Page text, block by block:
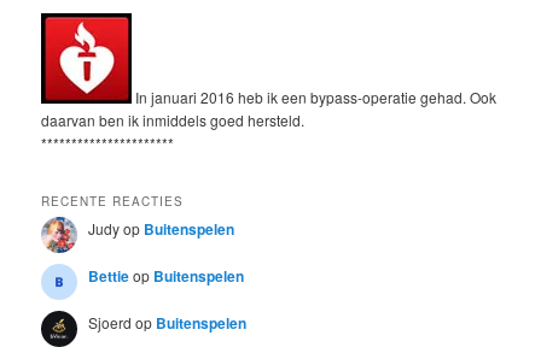
In januari 2016 heb ik een bypass-operatie gehad. Ook
daarvan ben ik inmiddels goed hersteld.
**********************
RECENTE REACTIES
Judyop Buitenspelen
Bettieop Buitenspelen
Sjoerd op Buitenspelen